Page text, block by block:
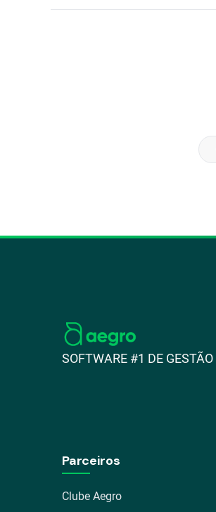
SOFTWARE #1 DE
Parceiros
Clube Aegro